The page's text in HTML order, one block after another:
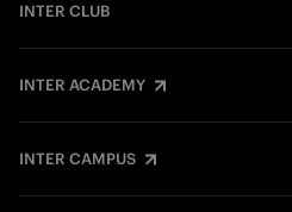
INTER CLUB
INTER ACADEMY
INTER CAMPUS